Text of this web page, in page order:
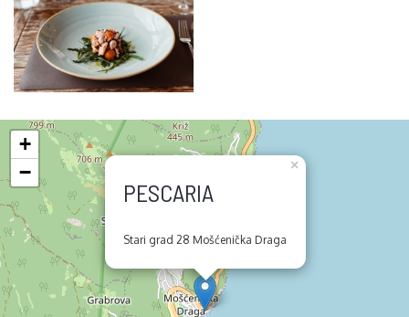
PESCARIA
Stari grad 28 Mošćenička Draga
×
+
−